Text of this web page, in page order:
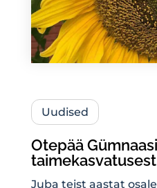
Uudised
Otepää
taimekasvatusest
Juba teist aastat